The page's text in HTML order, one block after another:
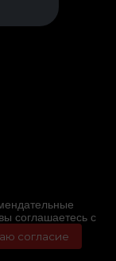
соглашаетесь с
согласие